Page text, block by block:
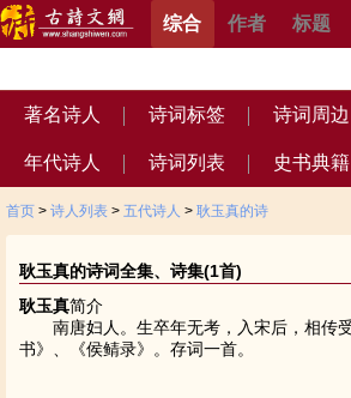
标题
作者
综合
著名诗人 诗词标签 诗词周边
年代诗人 诗词列表 史书典籍
首页 > 诗人列表 > 五代诗人 > 耿玉真的诗
耿玉真的诗词全集、诗集(1首)
耿玉真简介
南唐妇人。生卒年无考，入宋后，相传
书》、《侯鲭录》。存词一首。